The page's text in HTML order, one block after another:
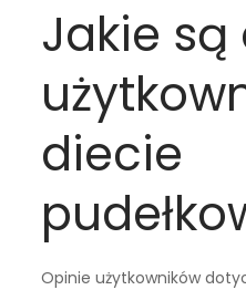
Jakie
diecie
Opinie użytkowników